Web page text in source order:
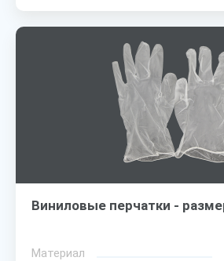
Виниловые перчатки -
Материал